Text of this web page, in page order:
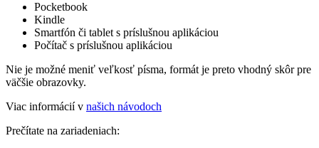
Pocketbook
Kindle
Smartfón či tablet s príslušnou aplikáciou
Počítač s príslušnou aplikáciou
Nie je možné meniť veľkosť písma, formát je preto vhodný skôr pre
väčšie obrazovky.
Viac informácií v našich návodoch
Prečítate na zariadeniach: